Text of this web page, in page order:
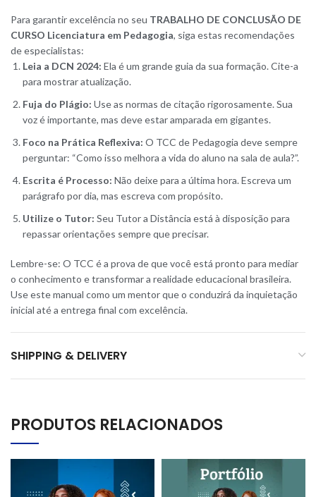
Para garantir excelência no seu TRABALHO DE CONCLUSÃO DE
CURSO Licenciatura em Pedagogia, siga estas recomendações
de especialistas:
Leia a DCN 2024: Ela é um grande guia da sua formação. Cite-a
para mostrar atualização.
Fuja do Plágio: Use as normas de citação rigorosamente. Sua
voz é importante, mas deve estar amparada em gigantes.
Foco na Prática Reflexiva: O TCC de Pedagogia deve sempre
perguntar: “Como isso melhora a vida do aluno na sala de aula?”.
Escrita é Processo: Não deixe para a última hora. Escreva um
parágrafo por dia, mas escreva com propósito.
Utilize o Tutor: Seu Tutor a Distância está à disposição para
repassar orientações sempre que precisar.
Lembre-se: O TCC é a prova de que você está pronto para mediar
o conhecimento e transformar a realidade educacional brasileira.
Use este manual como um mentor que o conduzirá da inquietação
inicial até a entrega final com excelência.
SHIPPING & DELIVERY
PRODUTOS RELACIONADOS